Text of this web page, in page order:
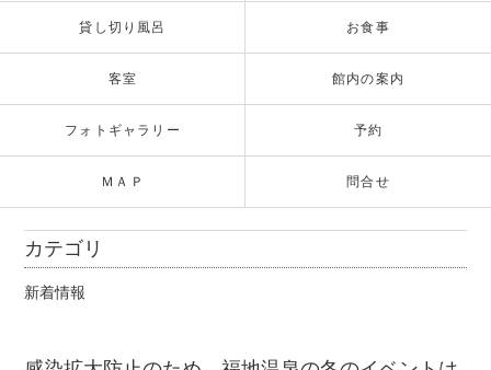
貸し切り風呂 お食事
客室 館内の案内
フォトギャラリー 予約
ＭＡＰ 問合せ
カテゴリ
新着情報